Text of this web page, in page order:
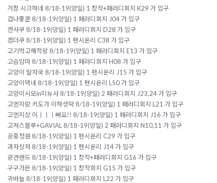
거참 시크하네 8/18-19(양일) 1 창작+패러디회지 K29 가 입구
겁나좋쿤 8/18-19(양일) 1 패러디회지 J04 가 입구
겐사쿠 8/18-19(양일) 1 패러디회지 D28 가 입구
겜더쿠 8/18-19(양일) 1 팬시온리 C38 가 입구
고기먹고해적왕 8/18-19(양일) 1 패러디회지 E13 가 입구
고슴맘마 8/18-19(양일) 1 패러디회지 H08 가 입구
고양이 발자국 8/18-19(양일) 1 팬시온리 J15 가 입구
고양이댁네 8/18-19(양일) 1 팬시온리 L50 가 입구
고양이시모in미뉴샤 8/18-19(양일) 2 패러디회지 J23,24 가 입구
고엔지랑 키도가 이하생략 8/18-19(양일) 1 패러디회지 L21 가 입구
고엔지상 이ㅣㅣㅣ뻐요!! 8/18-19(양일) 1 패러디회지 J16 가 입구
고져스블루+GAVIAL 8/18-19(양일) 2 패러디회지 N10,11 가 입구
공중정원 8/18-19(양일) 1 팬시온리 C29 가 입구
과자상자 8/18-19(양일) 1 팬시온리 J14 가 입구
광견랜드 8/18-19(양일) 1 창작+패러디회지 G16 가 입구
구구가든 8/18-19(양일) 1 창작회지 G15 가 입구
귀바늘 8/18-19(양일) 1 패러디회지 L22 가 입구